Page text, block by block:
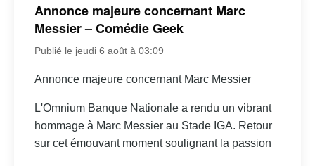
Annonce majeure concernant Marc
Messier – Comédie Geek
Publié le jeudi 6 août à 03:09
Annonce majeure concernant Marc Messier
L'Omnium Banque Nationale a rendu un vibrant
hommage à Marc Messier au Stade IGA. Retour
sur cet émouvant moment soulignant la passion